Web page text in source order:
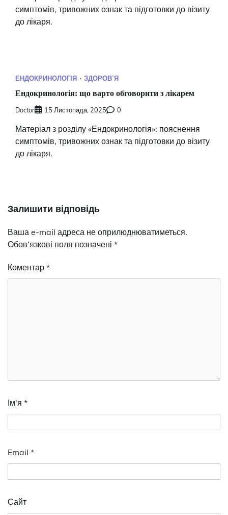
симптомів, тривожних ознак та підготовки до візиту
до лікаря.
ЕНДОКРИНОЛОГІЯ ЗДОРОВʼЯ
Ендокринологія: що варто обговорити з лікарем
Doctor 15 Листопада, 2025 0
Матеріал з розділу «Ендокринологія»: пояснення
симптомів, тривожних ознак та підготовки до візиту
до лікаря.
Залишити відповідь
Ваша e-mail адреса не оприлюднюватиметься.
Обов’язкові поля позначені *
Коментар *
Ім'я *
Email *
Сайт